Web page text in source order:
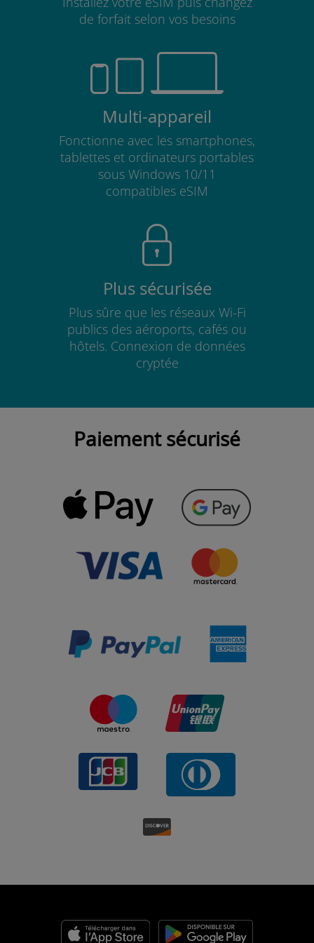
de forfait selon vos besoins
Multi-appareil
Fonctionne avec les smartphones,
tablettes et ordinateurs portables
sous Windows 10/11
compatibles eSIM
Plus sécurisée
Plus sûre que les réseaux Wi-Fi
publics des aéroports, cafés ou
hôtels. Connexion de données
cryptée
Paiement sécurisé